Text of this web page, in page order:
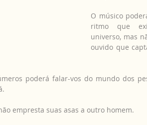
O músico
ritmo que
universo, mas
ouvido que
poderá falar-vos do mundo dos
empresta suas asas a outro homem.